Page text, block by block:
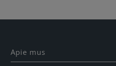
Apie mus